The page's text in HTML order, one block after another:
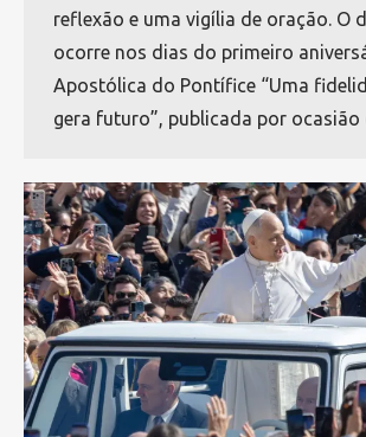
reflexão e uma vigília de oração. O
ocorre nos dias do primeiro
Apostólica do Pontífice “Uma
gera futuro”, publicada por